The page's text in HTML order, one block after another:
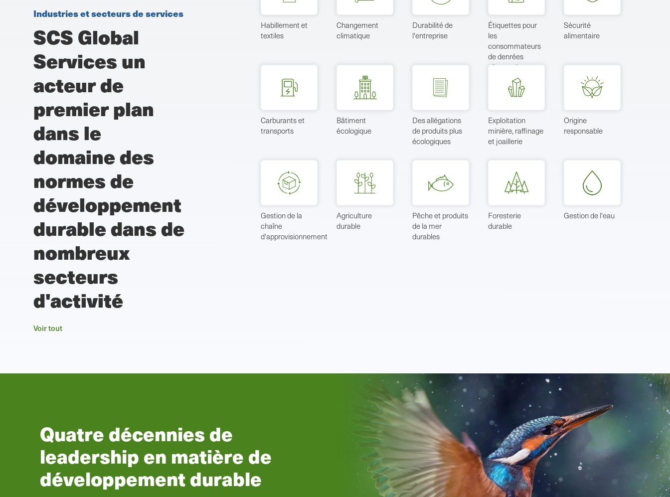
Industries et secteurs de services
SCS Global
Services un
acteur de
premier plan
dans le
domaine des
normes de
développement
durable dans de
nombreux
secteurs
d'activité
Voir tout
Habillement et
textiles
Changement
climatique
Durabilité de
l'entreprise
Étiquettes pour
les
consommateurs
de denrées
alimentaires
Sécurité
alimentaire
Carburants et
transports
Bâtiment
écologique
Des allégations
de produits plus
écologiques
Exploitation
minière, raffinage
et joaillerie
Origine
responsable
Gestion de la
chaîne
d'approvisionnement
Agriculture
durable
Pêche et produits
de la mer
durables
Foresterie
durable
Gestion de l'eau
SCS Global Services
propose désormais la
certification ProTerra